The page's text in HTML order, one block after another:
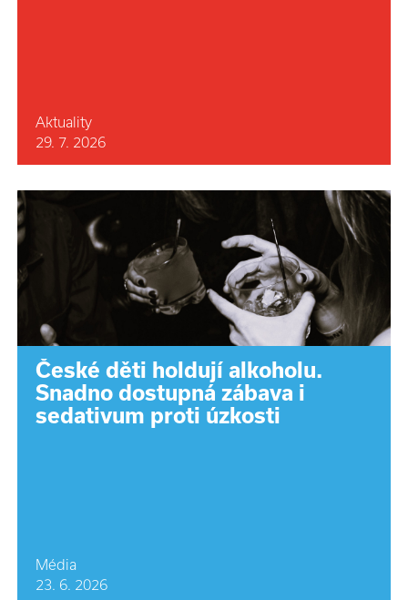
Aktuality
29. 7. 2026
České děti holdují alkoholu.
Snadno dostupná zábava i
sedativum proti úzkosti
Média
23. 6. 2026